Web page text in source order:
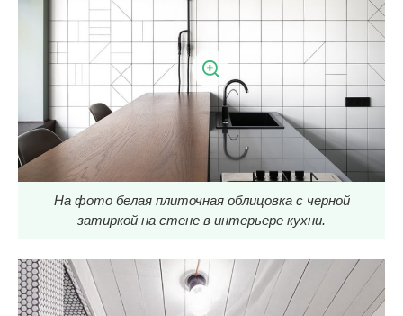
На фото белая плиточная облицовка с черной
затиркой на стене в интерьере кухни.